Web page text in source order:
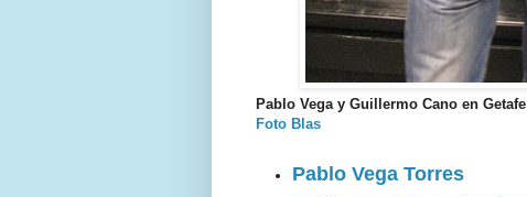
Pablo Vega y Guillermo Cano en Getafe
Foto Blas
Pablo Vega Torres